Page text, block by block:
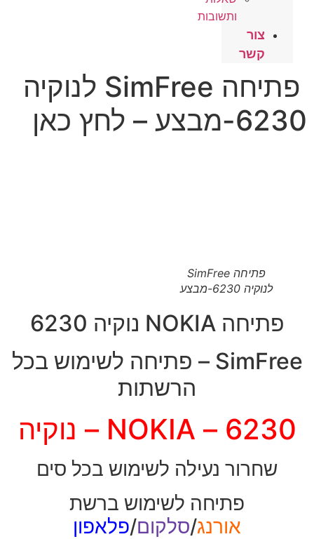
ותשובות
צור
קשר
פתיחה SimFree לנוקיה
6230-מבצע – לחץ כאן
פתיחה SimFree
לנוקיה 6230-מבצע
פתיחה NOKIA נוקיה 6230
SimFree – פתיחה לשימוש בכל
הרשתות
6230 – NOKIA – נוקיה
שחרור נעילה לשימוש בכל סים
פתיחה לשימוש ברשת
אורנג/סלקום/פלאפון